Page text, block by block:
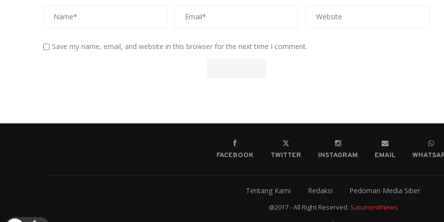
Save my name, email, and website in this browser for the next time I comment.
FACEBOOK TWITTER INSTAGRAM EMAIL
Tentang Kami Redaksi Pedoman Media Siber
@2017 - All Right Reserved. SatumenitNews